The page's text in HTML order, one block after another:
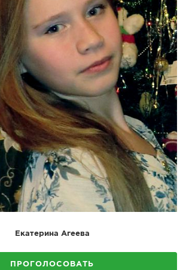
Екатерина Агеева
ПРОГОЛОСОВАТЬ